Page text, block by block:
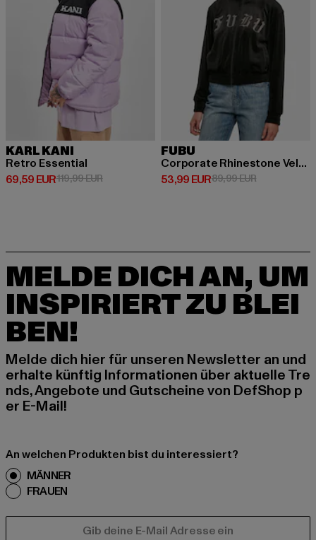
KARL KANI
Retro Essential
69,59 EUR
Derzeitiger Preis: 69,59 EUR
119,99 EURAktionspreis: 119,99 EUR
FUBU
Corporate Rhinestone Velours
53,99 EUR
Derzeitiger Preis: 53,99 EUR
89,99 EURAktionspreis:
MELDE DICH AN, UM
INSPIRIERT ZU BLEI
BEN!
Melde dich hier für unseren Newsletter an und
erhalte künftig Informationen über aktuelle Tre
nds, Angebote und Gutscheine von DefShop p
er E-Mail!
An welchen Produkten bist du interessiert?
MÄNNER
FRAUEN